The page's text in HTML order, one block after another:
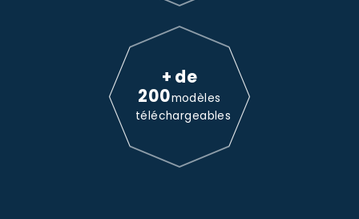
+ de
200modèles
téléchargeables